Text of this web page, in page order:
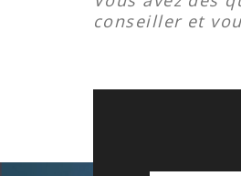
conseiller et